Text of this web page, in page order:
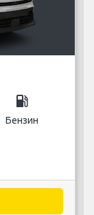
local_gas_station
Бензин